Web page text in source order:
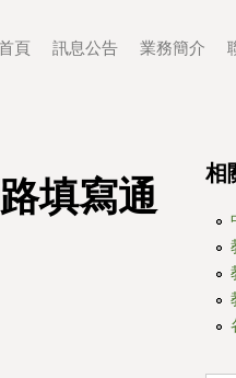
頁 訊息公告 業務簡介
填寫通
相